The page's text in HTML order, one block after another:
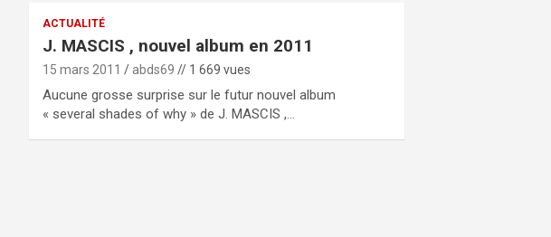
ACTUALITÉ
J. MASCIS , nouvel album en 2011
15 mars 2011 abds69 // 1 669 vues
Aucune grosse surprise sur le futur nouvel album
« several shades of why » de J. MASCIS ,…